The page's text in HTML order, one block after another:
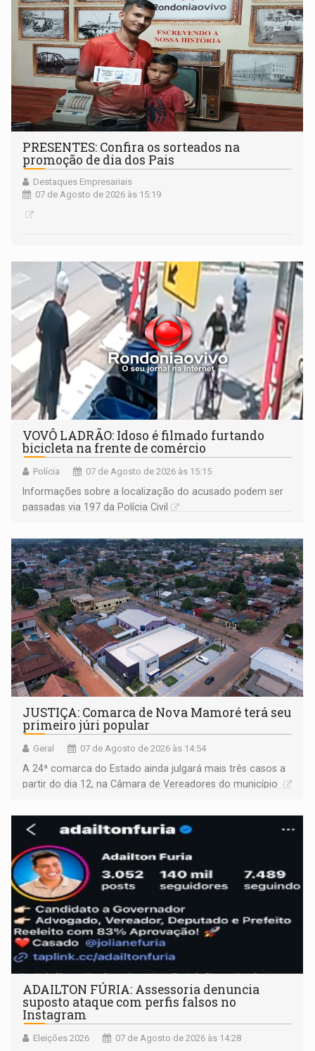
PRESENTES: Confira os sorteados na
promoção de dia dos Pais
Destaques Empresariais
07 de Agosto de 2026 às 15:19
VOVÔ LADRÃO: Idoso é filmado furtando
bicicleta na frente de comércio
Polícia 07 de Agosto de 2026 às 15:15
Informações sobre a localização do acusado podem ser
passadas via 197 da Polícia Civil
JUSTIÇA: Comarca de Nova Mamoré terá seu
primeiro júri popular
Geral 07 de Agosto de 2026 às 14:54
A 24ª comarca do Estado ainda julgará mais três casos a
partir do dia 12, na Câmara de Vereadores do município
ADAILTON FÚRIA: Assessoria denuncia
suposto ataque com perfis falsos no
Instagram
Eleições 2026 07 de Agosto de 2026 às 14:28